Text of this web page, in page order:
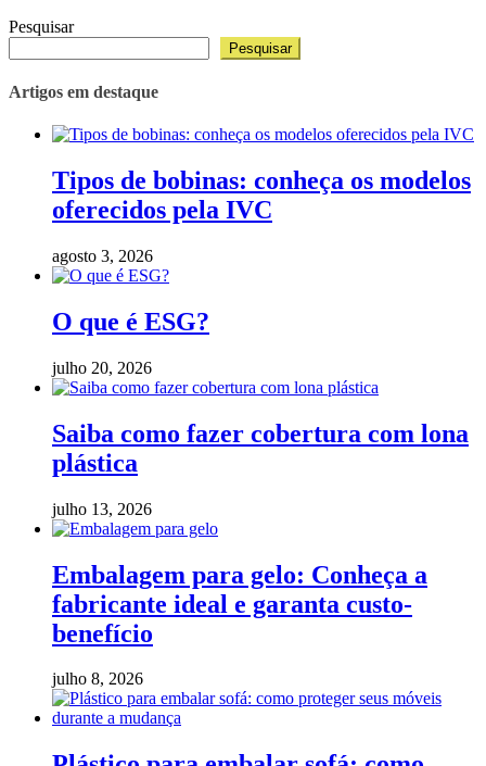
Pesquisar
Pesquisar
Artigos em destaque
Tipos de bobinas: conheça os modelos
oferecidos pela IVC
agosto 3, 2026
O que é ESG?
julho 20, 2026
Saiba como fazer cobertura com lona
plástica
julho 13, 2026
Embalagem para gelo: Conheça a
fabricante ideal e garanta custo-
benefício
julho 8, 2026